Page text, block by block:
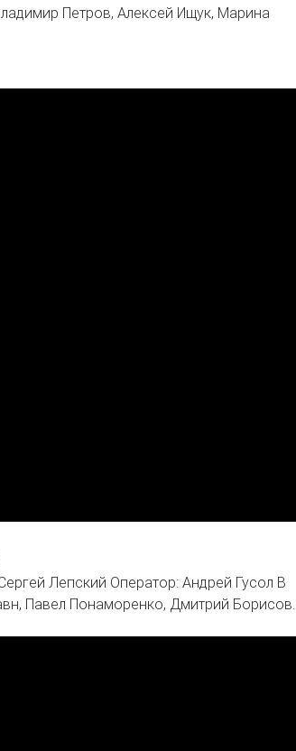
Петров, Алексей Ищук, Марина
Лепский Оператор: Андрей Гусол В
Павел Понаморенко, Дмитрий Борисов.